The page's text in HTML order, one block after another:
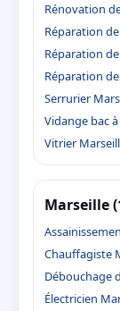
Rénovation
Réparation
Réparation
Réparation
Serrurier
Vidange bac
Vitrier
Marseille
Chauffagiste
Débouchage
Électricien